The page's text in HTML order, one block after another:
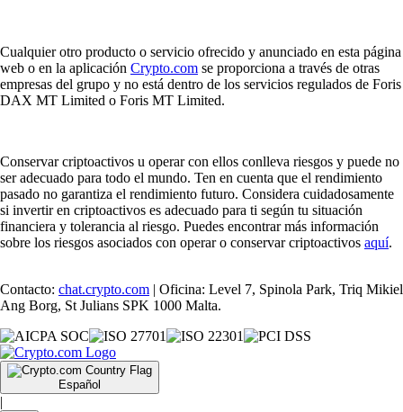
Cualquier otro producto o servicio ofrecido y anunciado en esta página
web o en la aplicación Crypto.com se proporciona a través de otras
empresas del grupo y no está dentro de los servicios regulados de Foris
DAX MT Limited o Foris MT Limited.
Conservar criptoactivos u operar con ellos conlleva riesgos y puede no
ser adecuado para todo el mundo. Ten en cuenta que el rendimiento
pasado no garantiza el rendimiento futuro. Considera cuidadosamente
si invertir en criptoactivos es adecuado para ti según tu situación
financiera y tolerancia al riesgo. Puedes encontrar más información
sobre los riesgos asociados con operar o conservar criptoactivos aquí.
Contacto: chat.crypto.com | Oficina: Level 7, Spinola Park, Triq Mikiel
Ang Borg, St Julians SPK 1000 Malta.
Español
|